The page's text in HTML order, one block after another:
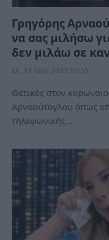
Γρηγόρης
να σας μιλήσω
δεν μιλάω σε
Δε, 12 Ιούν 2023 10:55
Θετικός στον
Αρναούτογλου όπως
τηλεφωνικής…